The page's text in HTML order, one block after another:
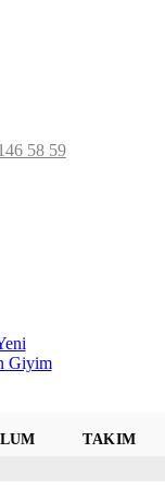
58 59
TAKIM